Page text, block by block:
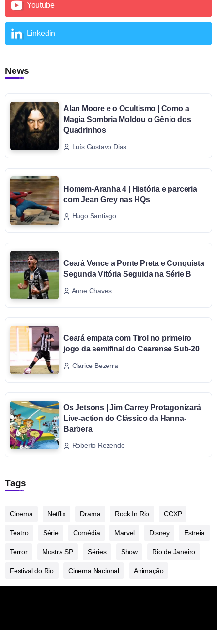
Youtube
Linkedin
News
Alan Moore e o Ocultismo | Como a
Magia Sombria Moldou o Gênio dos
Quadrinhos
Luís Gustavo Dias
Homem-Aranha 4 | História e parceria
com Jean Grey nas HQs
Hugo Santiago
Ceará Vence a Ponte Preta e Conquista
Segunda Vitória Seguida na Série B
Anne Chaves
Ceará empata com Tirol no primeiro
jogo da semifinal do Cearense Sub-20
Clarice Bezerra
Os Jetsons | Jim Carrey Protagonizará
Live-action do Clássico da Hanna-
Barbera
Roberto Rezende
Tags
Cinema Netflix Drama Rock In Rio CCXP
Teatro Série Comédia Marvel Disney Estreia
Terror Mostra SP Séries Show Rio de Janeiro
Festival do Rio Cinema Nacional Animação